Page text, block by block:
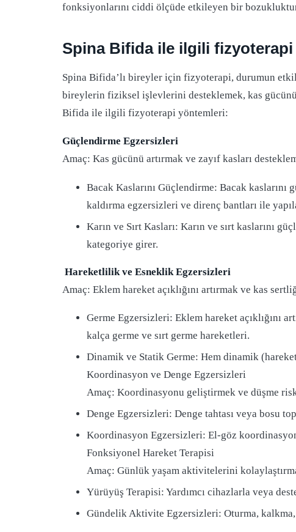
fonksiyonlarını ciddi ölçüde etkileyen bir
Spina Bifida ile ilgili
Spina Bifida’lı bireyler için fizyoterapi, durumun
bireylerin fiziksel işlevlerini desteklemek, kas
Bifida ile ilgili fizyoterapi yöntemleri:
Güçlendirme Egzersizleri
Amaç: Kas gücünü artırmak ve zayıf kasları
Bacak Kaslarını Güçlendirme: Bacak
kaldırma egzersizleri ve direnç bantları ile
Karın ve Sırt Kasları: Karın ve sırt kaslarını
kategoriye girer.
Hareketlilik ve Esneklik Egzersizleri
Amaç: Eklem hareket açıklığını artırmak ve kas
Germe Egzersizleri: Eklem hareket açıklığını
kalça germe ve sırt germe hareketleri.
Dinamik ve Statik Germe: Hem dinamik
Koordinasyon ve Denge Egzersizleri
Amaç: Koordinasyonu geliştirmek ve düşme
Denge Egzersizleri: Denge tahtası veya bosu
Koordinasyon Egzersizleri: El-göz
Fonksiyonel Hareket Terapisi
Amaç: Günlük yaşam aktivitelerini
Yürüyüş Terapisi: Yardımcı cihazlarla veya
Gündelik Aktivite Egzersizleri: Oturma,